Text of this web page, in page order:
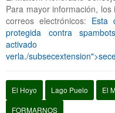
Para mayor información,
correos electrónicos: Esta
protegida contra
verla./subsecextension">
El Hoyo Lago Puelo El
FORMARNOS